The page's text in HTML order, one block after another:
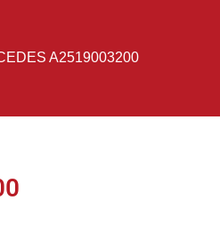
A2519003200